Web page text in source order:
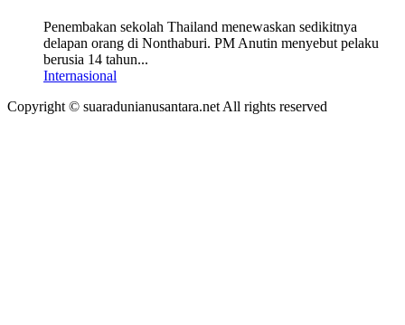
Penembakan sekolah Thailand menewaskan sedikitnya
delapan orang di Nonthaburi. PM Anutin menyebut pelaku
berusia 14 tahun...
Internasional
Copyright © suaradunianusantara.net All rights reserved